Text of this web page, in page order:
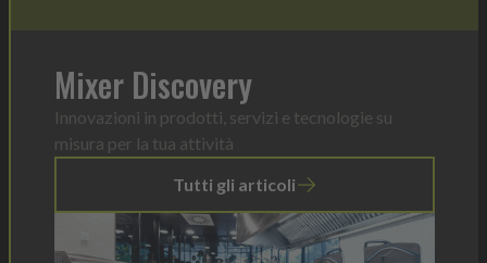
Mixer Discovery
Innovazioni in prodotti, servizi e tecnologie su
misura per la tua attività
Tutti gli articoli